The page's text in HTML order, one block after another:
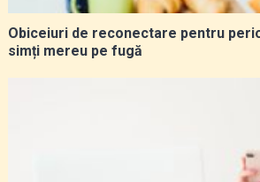
Obiceiuri de reconectare pentru
simți mereu pe fugă